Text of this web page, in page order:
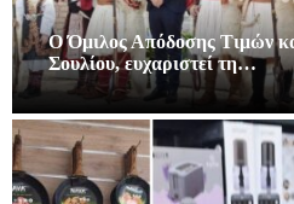
Ο Όμιλος Απόδοσης Τιμών
Σουλίου, ευχαριστεί τη…